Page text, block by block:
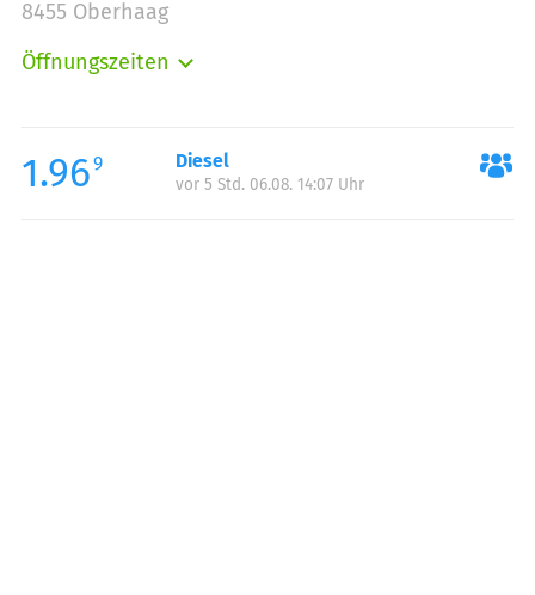
8455 Oberhaag
Öffnungszeiten
Mittwoch:
06:00-22:00
Donnerstag:
1.969 Diesel
vor 5 Std. 06.08. 14:07 Uhr